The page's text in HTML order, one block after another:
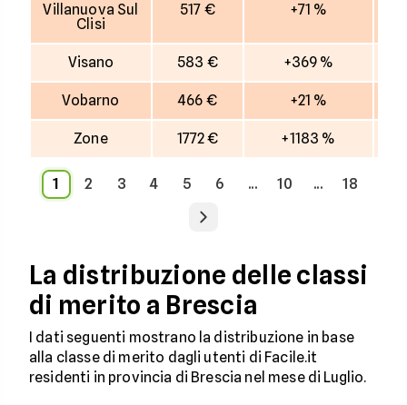
Villanuova Sul
Clisi
517 € +71 %
Visano 583 € +369 %
Vobarno 466 € +21 %
Zone 1772 € +1183 %
1 2 3 4 5 6 ... 10 ... 18
La distribuzione delle classi
di merito a Brescia
I dati seguenti mostrano la distribuzione in base
alla classe di merito dagli utenti di Facile.it
residenti in provincia di Brescia nel mese di Luglio.